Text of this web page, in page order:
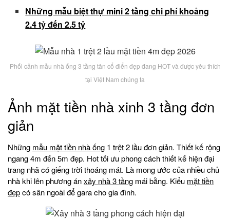
Những mẫu biệt thự mini 2 tầng chi phí khoảng
2.4 tỷ đến 2.5 tỷ
Phối cảnh mẫu nhà ống 3 tầng tân cổ điển đẹp đang HOT và được yêu thích
tại Việt Nam chúng ta
Ảnh mặt tiền nhà xinh 3 tầng đơn
giản
Những mẫu mặt tiền nhà ống 1 trệt 2 lầu đơn giản. Thiết kế rộng
ngang 4m đến 5m đẹp. Hot tối ưu phong cách thiết kế hiện đại
trang nhã có giếng trời thoáng mát. Là mong ước của nhiều chủ
nhà khi lên phương ánxây nhà 3 tầng mái bằng. Kiểu mặt tiền
đẹpcó sân ngoài để gara cho gia đình.